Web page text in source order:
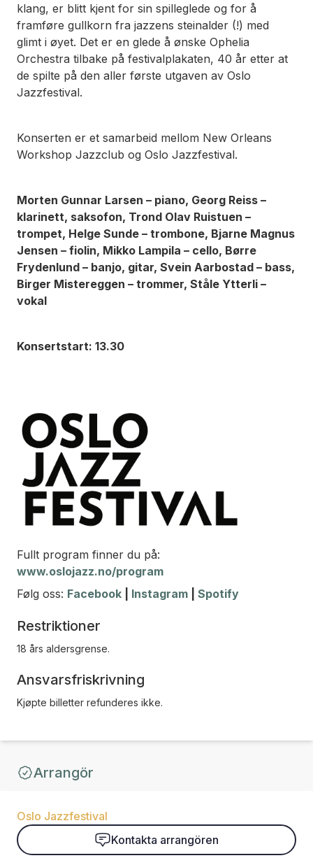
klang, er blitt kjent for sin spilleglede og for å
framføre gullkorn fra jazzens steinalder (!) med
glimt i øyet. Det er en glede å ønske Ophelia
Orchestra tilbake på festivalplakaten, 40 år etter at
de spilte på den aller første utgaven av Oslo
Jazzfestival.
Konserten er et samarbeid mellom New Orleans
Workshop Jazzclub og Oslo Jazzfestival.
Morten Gunnar Larsen – piano, Georg Reiss –
klarinett, saksofon, Trond Olav Ruistuen –
trompet, Helge Sunde – trombone, Bjarne Magnus
Jensen – fiolin, Mikko Lampila – cello, Børre
Frydenlund – banjo, gitar, Svein Aarbostad – bass,
Birger Mistereggen – trommer, Ståle Ytterli –
vokal
Konsertstart: 13.30
Fullt program finner du på:
www.oslojazz.no/program
Følg oss: Facebook Instagram Spotify
Restriktioner
18 års aldersgrense.
Ansvarsfriskrivning
Kjøpte billetter refunderes ikke.
Arrangör
Oslo Jazzfestival
Kontakta arrangören